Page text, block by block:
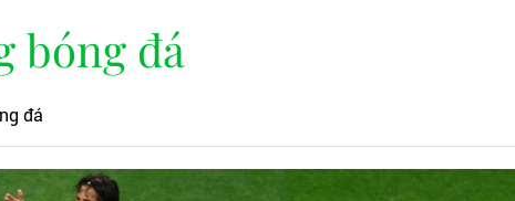
bóng đá
đá